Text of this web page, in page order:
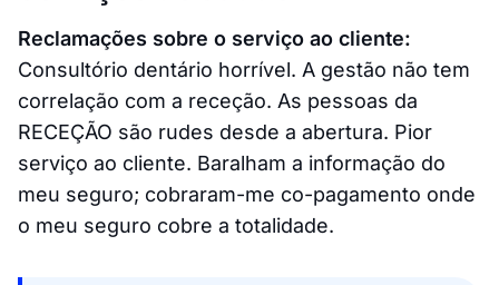
Reclamações sobre o serviço ao cliente:
Consultório dentário horrível. A gestão não tem
correlação com a receção. As pessoas da
RECEÇÃO são rudes desde a abertura. Pior
serviço ao cliente. Baralham a informação do
meu seguro; cobraram-me co-pagamento onde
o meu seguro cobre a totalidade.